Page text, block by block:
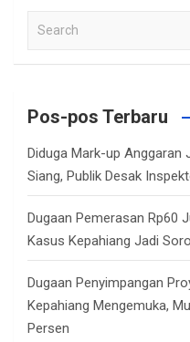
a
c
Pos-pos Terbaru
Diduga Mark-up Anggaran
Siang, Publik Desak
Dugaan Pemerasan Rp60
Kasus Kepahiang Jadi
Dugaan Penyimpangan
Kepahiang Mengemuka,
Persen